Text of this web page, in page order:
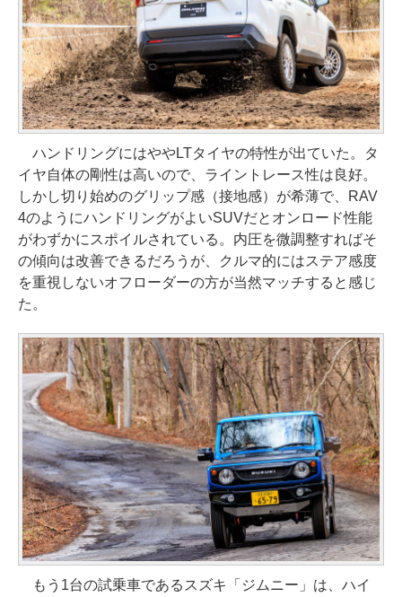
ハンドリングにはややLTタイヤの特性が出ていた。タ
イヤ自体の剛性は高いので、ライントレース性は良好。
しかし切り始めのグリップ感（接地感）が希薄で、RAV
4のようにハンドリングがよいSUVだとオンロード性能
がわずかにスポイルされている。内圧を微調整すればそ
の傾向は改善できるだろうが、クルマ的にはステア感度
を重視しないオフローダーの方が当然マッチすると感じ
た。
もう1台の試乗車であるスズキ「ジムニー」は、ハイ